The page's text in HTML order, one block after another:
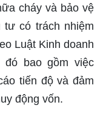
cháy và bảo vệ
có trách nhiệm
Luật Kinh doanh
đó bao gồm việc
tiến độ và đảm
động vốn.